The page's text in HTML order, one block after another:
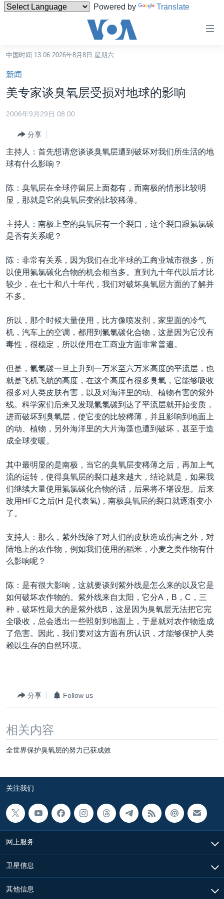
Powered by Translate
碍
链
接
跳
转
跳
到
导
到
检
索
港澳
国际
印太
欧洲
美洲
全球议题
经济·金融·贸易
科教·文娱·体健
劳工
环境
美中关系
白宫要闻
美中关系
美国建国250周年
埃博拉疫情
美国之音专访
重要讲话与声明
南中国海争端
关注西藏
关注新疆
GEN Z 看美国
VOA视频
中文广播
关注我们
中国时间 13:06 2026年8月8日 星期六
新闻
美专家谈臭氧层受损对地球的影响
2006年9月29日 08:00
分享
主持人：首先想请您谈谈臭氧层遭到破坏对我们所生活的地
球有什么影响？
陈：臭氧层在全球停留层上面都有，而南极的情形比较明
显，那就是它的臭氧层变的比较稀薄。
主持人：南极上空的臭氧层有一个裂口，这个裂口跟氟氯碳
是否有关系呢？
陈：非常有关系，因为我们在北半球的工商业城市很多，所
以使用氟氯碳化合物的机会相当多。直到九十年代以后才比
较少，在七十和八十年代，我们对破坏臭氧层方面的了解并
不多。
所以，那个时候大量使用，比方像喷发剂，家里面的冷气
机，汽车上的空调，都用到氟氯碳化合物，这是因为它没有
毒性，很稳定，所以使用在工商业方面非常普遍。
但是，氟氯碳一旦上升到一万米至六万米高度的平流层，也
就是飞机飞航的高度，在这个高度有很多臭氧，它能够吸收
很多对人类皮肤有害，以及对海洋里的动、植物有害的紫外
线。科学家们后来又发现氟氯碳到达了平流层就开始变质，
进而破坏到臭氧层，使它变的比较稀薄，并且影响到地面上
的动、植物，另外海洋里的大片海藻也遭到破坏，甚至于造
成全球变暖。
其中最明显的是南极，当它的臭氧层变稀薄之后，再加上气
流的运转，使得臭氧层的裂口越来越大，结论就是，如果我
们继续大量使用氟氯碳化合物的话，后果将不堪设想。后来
改用HFC之后(H 是代表氢)，南极臭氧层的裂口就逐渐变小
了。
支持人：那么，紫外线除了对人们的皮肤造成伤害之外，对
陆地上的农作物，例如我们使用的稻米，小麦之类作物有什
么影响呢？
陈：是有很大影响，这就要谈到紫外线是怎么来的以及它是
如何破坏农作物的。紫外线来自太阳，它分A，B，C，三
种，破坏性最大的是紫外线B，这是因为臭氧层无法把它完
全吸收，总会透出一些照射到地面上，于是就对农作物造成
了危害。因此，我们要对这方面有所认识，才能够保护人类
赖以生存的自然环境。
分享 Follow us
相关内容
全世界保护臭氧层的努力已获成效
关注我们
网上服务
卫星信息
其他信息